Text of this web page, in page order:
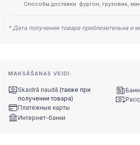
Способы доставки: фургон, грузовик,
* Дата получения товара приблизительна и
MAKSĀŠANAS VEIDI:
Skaidrā naudā (также при
получении товара)
Платёжные карты
Интернет-банки